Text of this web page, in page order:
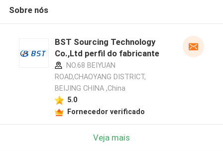
Sobre nós
BST Sourcing Technology
Co.,Ltd perfil do fabricante
NO.68 BEIYUAN
ROAD,CHAOYANG DISTRICT,
BEIJING CHINA ,China
5.0
Fornecedor verificado
Veja mais